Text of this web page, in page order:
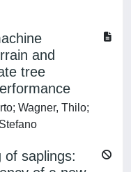
and
tree
Wagner, Thilo;
of saplings: